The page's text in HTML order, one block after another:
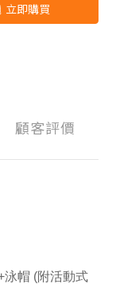
立即購買
顧客評價
帽 (附活動式